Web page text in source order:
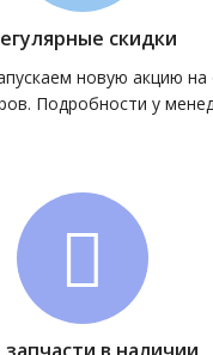
скидки
новую акцию на
Подробности у